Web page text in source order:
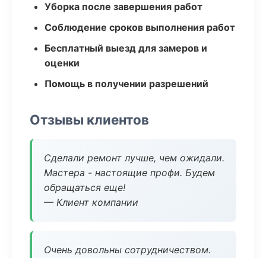
Уборка после завершения работ
Соблюдение сроков выполнения работ
Бесплатный выезд для замеров и
оценки
Помощь в получении разрешений
Отзывы клиентов
Сделали ремонт лучше, чем ожидали.
Мастера - настоящие профи. Будем
обращаться еще!
— Клиент компании
Очень довольны сотрудничеством.